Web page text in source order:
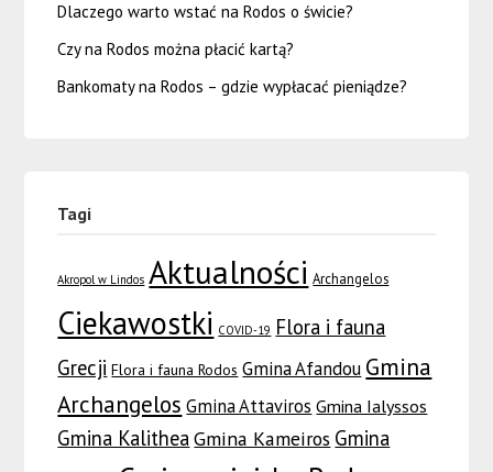
Dlaczego warto wstać na Rodos o świcie?
Czy na Rodos można płacić kartą?
Bankomaty na Rodos – gdzie wypłacać pieniądze?
Tagi
Akropol w Lindos Aktualności Archangelos
Ciekawostki COVID-19 Flora i fauna
Grecji Flora i fauna Rodos Gmina Afandou Gmina
Archangelos Gmina Attaviros Gmina Ialyssos
Gmina KalitheaGmina Kameiros Gmina